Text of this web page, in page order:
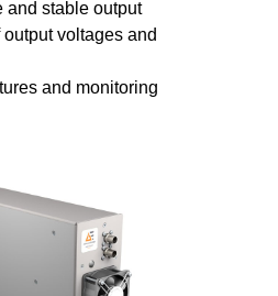
and stable output
voltages and
and monitoring